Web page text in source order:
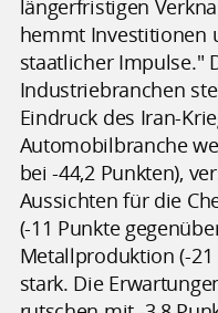
längerfristigen
hemmt Investitionen
staatlicher Impulse."
Industriebranchen
Eindruck des Iran-
Automobilbranche
bei -44,2 Punkten),
Aussichten für die
(-11 Punkte
Metallproduktion (-
stark. Die